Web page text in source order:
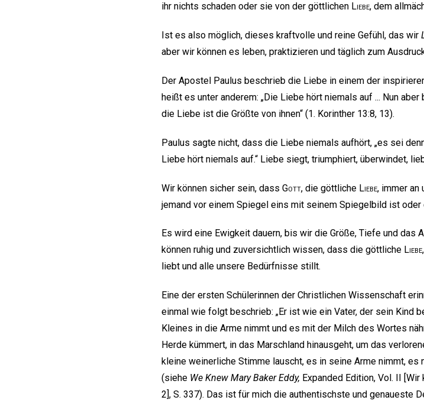
ihr nichts schaden oder sie von der göttlichen Liebe, dem
Ist es also möglich, dieses kraftvolle und reine Gefühl, das wir
aber wir können es leben, praktizieren und täglich zum
Der Apostel Paulus beschrieb die Liebe in einem der
heißt es unter anderem: „Die Liebe hört niemals auf ... Nun
die Liebe ist die Größte von ihnen“ (1. Korinther 13:8, 13).
Paulus sagte nicht, dass die Liebe niemals aufhört, „es sei
Liebe hört niemals auf.“ Liebe siegt, triumphiert, überwindet,
Wir können sicher sein, dass Gott, die göttliche Liebe, immer an
jemand vor einem Spiegel eins mit seinem Spiegelbild ist oder
Es wird eine Ewigkeit dauern, bis wir die Größe, Tiefe und das
können ruhig und zuversichtlich wissen, dass die göttliche Liebe
liebt und alle unsere Bedürfnisse stillt.
Eine der ersten Schülerinnen der Christlichen Wissenschaft
einmal wie folgt beschrieb: „Er ist wie ein Vater, der sein Kind
Kleines in die Arme nimmt und es mit der Milch des Wortes
Herde kümmert, in das Marschland hinausgeht, um das
kleine weinerliche Stimme lauscht, es in seine Arme nimmt, es
(siehe We Knew Mary Baker Eddy, Expanded Edition, Vol. II
2], S. 337). Das ist für mich die authentischste und genaueste